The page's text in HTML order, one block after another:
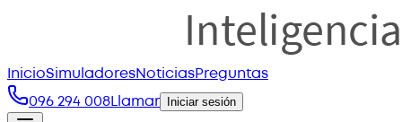
InicioSimuladoresNoticiasPreguntas
096 294 008Llamar Iniciar sesión